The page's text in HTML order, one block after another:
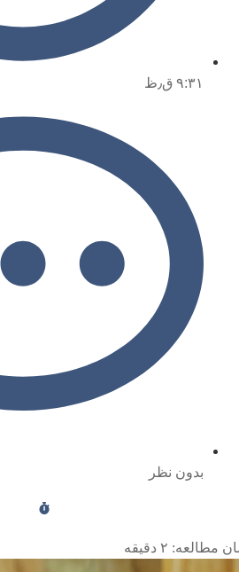
۹:۳۱ ق٫ظ
بدون نظر
مطالعه: ۲ دقیقه